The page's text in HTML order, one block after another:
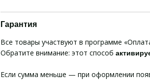
Гарантия
Все товары участвуют в программе
Обратите внимание: этот способ
Если сумма меньше — при оформлении